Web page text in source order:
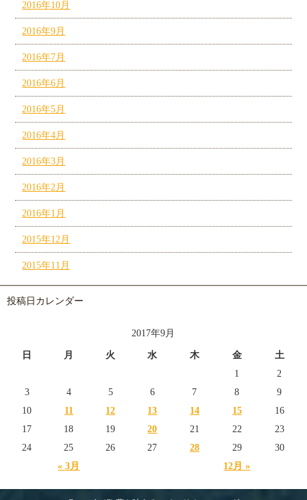
2016年10月
2016年9月
2016年7月
2016年6月
2016年5月
2016年4月
2016年3月
2016年2月
2016年1月
2015年12月
2015年11月
投稿日カレンダー
2017年9月
日 月 火 水 木 金 土
« 3月 12月 »
1
2
3
4 5 6 7 8
9
10
11 12 13 14 15
16
17
18 19 20 21 22
23
24
25 26 27 28 29 30